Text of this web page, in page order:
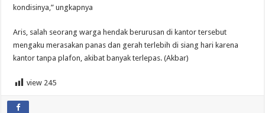
kondisinya,” ungkapnya
Aris, salah seorang warga hendak berurusan di kantor tersebut
mengaku merasakan panas dan gerah terlebih di siang hari karena
kantor tanpa plafon, akibat banyak terlepas. (Akbar)
view 245